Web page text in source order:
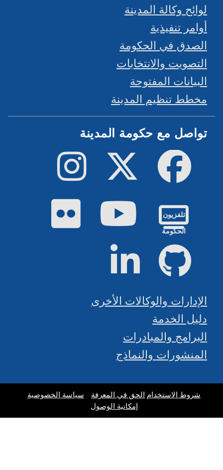
لوائح وكالة المدينة
أوامر تنفيذية
الصدق في الحكومة
التصويت والانتخابات
البيانات المفتوحة
مخطط تنظيم المدينة
تواصل مع حكومة المدينة
فيسبوك تويتر إينستاجرام
تلفزيون
الحكومة
يوتيوب فليكر
جيت هاب لينكد إن
الإدارات والوكالات الأخرى
دليل الخدمة
البرامج والمبادرات
المنشورات والنماذج
شروط الاستخدام الحق في المعرفة
سياسة الخصوصية
إمكانية الوصول